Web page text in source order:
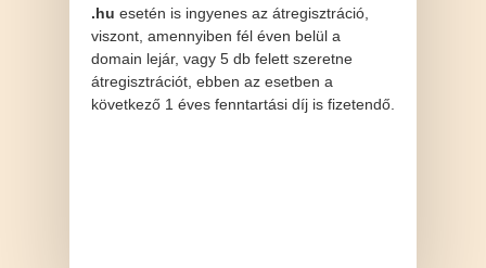
.hu esetén is ingyenes az átregisztráció,
viszont, amennyiben fél éven belül a
domain lejár, vagy 5 db felett szeretne
átregisztrációt, ebben az esetben a
következő 1 éves fenntartási díj is fizetendő.